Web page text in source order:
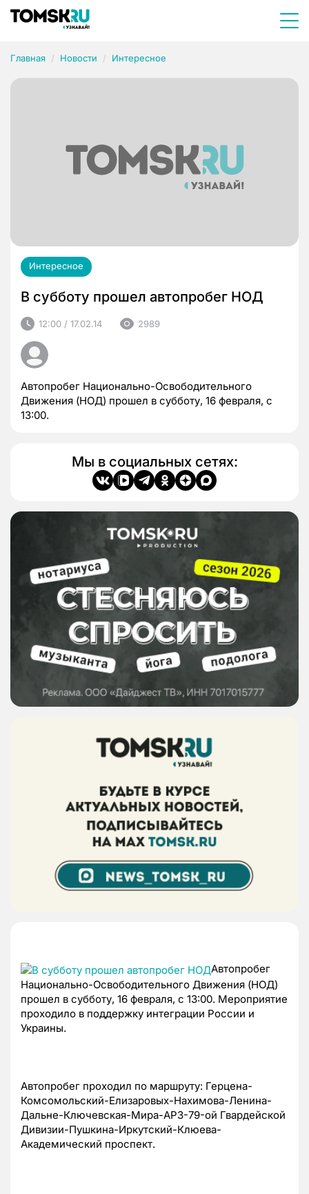
Главная Новости Интересное
Интересное
В субботу прошел автопробег НОД
12:00 / 17.02.14 2989
Автопробег Национально-Освободительного
Движения (НОД) прошел в субботу, 16 февраля, с
13:00.
Мы в социальных сетях:
Автопробег
Национально-Освободительного Движения (НОД)
прошел в субботу, 16 февраля, с 13:00. Мероприятие
проходило в поддержку интеграции России и
Украины.
Автопробег проходил по маршруту: Герцена-
Комсомольский-Елизаровых-Нахимова-Ленина-
Дальне-Ключевская-Мира-АРЗ-79-ой Гвардейской
Дивизии-Пушкина-Иркутский-Клюева-
Академический проспект.